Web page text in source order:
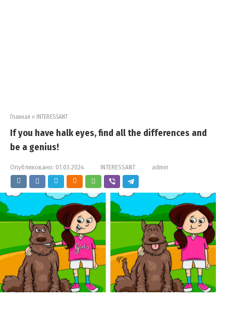
Главная » INTERESSANT
If you have halk eyes, find all the differences and
be a genius!
Опубликовано: 01.03.2024 INTERESSANT admin